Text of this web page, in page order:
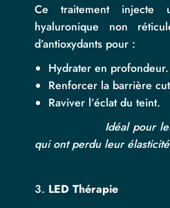
Ce traitement injecte
hyaluronique non
d’antioxydants pour :
Hydrater en profondeur.
Renforcer la barrière
Raviver l’éclat du teint.
Idéal pour
qui ont perdu leur
LED Thérapie